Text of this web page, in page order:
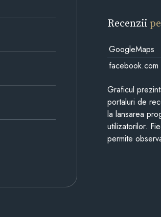
Recenzii
GoogleMaps
facebook.com
Graficul
portaluri de
la lansarea
utilizatorilor.
permite